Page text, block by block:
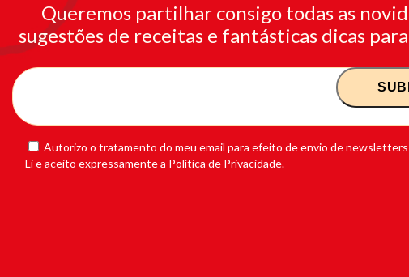
Queremos partilhar consigo todas as
sugestões de receitas e fantásticas dicas
Autorizo o tratamento do meu email para efeito de envio de newsletters
Li e aceito expressamente a Política de Privacidade.